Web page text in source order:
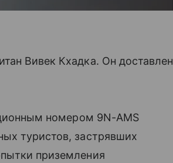
Вивек Кхадка. Он доставлен
номером 9N-AMS
туристов, застрявших
приземления